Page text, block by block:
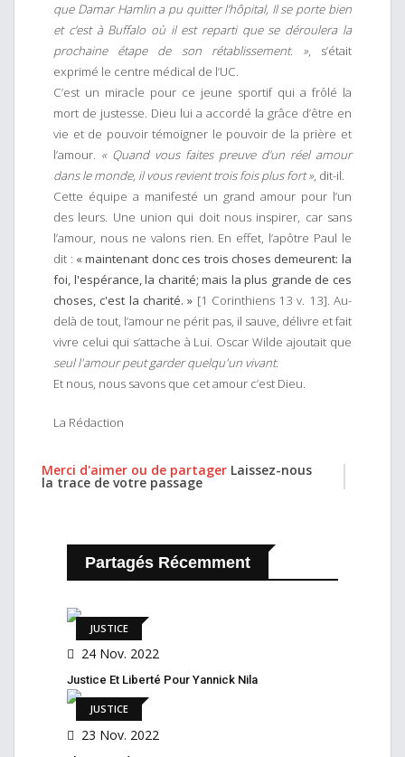
que Damar Hamlin a pu quitter l’hôpital, Il se porte bien
et c’est à Buffalo où il est reparti que se déroulera la
prochaine étape de son rétablissement. », s’était
exprimé le centre médical de l’UC.
C’est un miracle pour ce jeune sportif qui a frôlé la
mort de justesse. Dieu lui a accordé la grâce d’être en
vie et de pouvoir témoigner le pouvoir de la prière et
l’amour. « Quand vous faites preuve d’un réel amour
dans le monde, il vous revient trois fois plus fort », dit-il.
Cette équipe a manifesté un grand amour pour l’un
des leurs. Une union qui doit nous inspirer, car sans
l’amour, nous ne valons rien. En effet, l’apôtre Paul le
dit : « maintenant donc ces trois choses demeurent: la
foi, l'espérance, la charité; mais la plus grande de ces
choses, c'est la charité. » [1 Corinthiens 13 v. 13]. Au-
delà de tout, l’amour ne périt pas, il sauve, délivre et fait
vivre celui qui s’attache à Lui. Oscar Wilde ajoutait que
seul l'amour peut garder quelqu'un vivant.
Et nous, nous savons que cet amour c’est Dieu.
La Rédaction
Merci d'aimer ou de partager Laissez-nous
la trace de votre passage
Partagés Récemment
JUSTICE
24 Nov. 2022
Justice Et Liberté Pour Yannick Nila
JUSTICE
23 Nov. 2022